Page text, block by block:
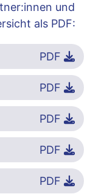
und
als PDF:
PDF
PDF
PDF
PDF
PDF